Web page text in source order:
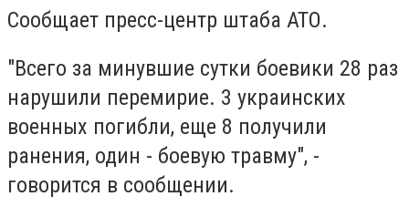
Cообщает пресс-центр штаба АТО.
"Всего за минувшие сутки боевики 28 раз
нарушили перемирие. 3 украинских
военных погибли, еще 8 получили
ранения, один - боевую травму", -
говорится в сообщении.